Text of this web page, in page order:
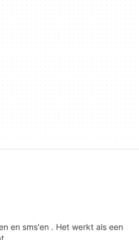
en sms'en . Het werkt als een